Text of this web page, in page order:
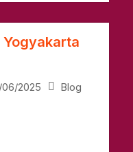
Yogyakarta
06/2025 Blog